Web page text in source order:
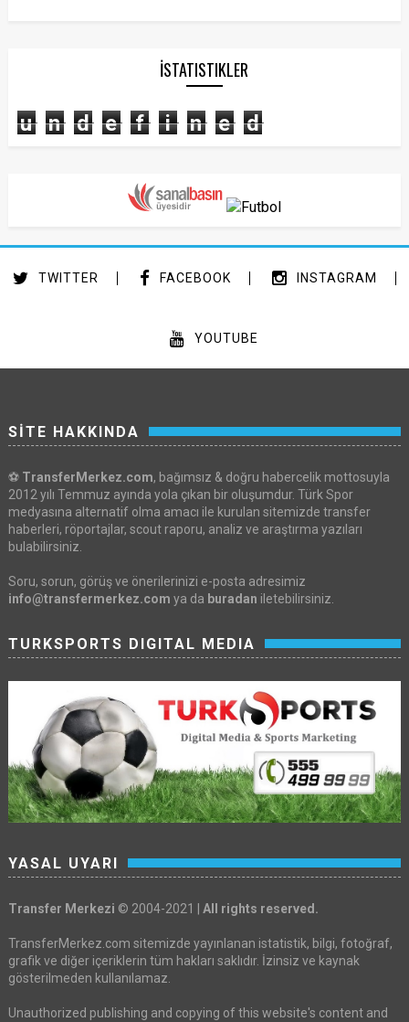
İSTATISTIKLER
u n d e f i n e d
TWITTER FACEBOOK INSTAGRAM
YOUTUBE
SİTE HAKKINDA
⚽ TransferMerkez.com, bağımsız & doğru habercelik mottosuyla
2012 yılı Temmuz ayında yola çıkan bir oluşumdur. Türk Spor
medyasına alternatif olma amacı ile kurulan sitemizde transfer
haberleri, röportajlar, scout raporu, analiz ve araştırma yazıları
bulabilirsiniz.
Soru, sorun, görüş ve önerilerinizi e-posta adresimiz
info@transfermerkez.com ya da buradan iletebilirsiniz.
TURKSPORTS DIGITAL MEDIA
YASAL UYARI
Transfer Merkezi © 2004-2021 | All rights reserved.
TransferMerkez.com sitemizde yayınlanan istatistik, bilgi, fotoğraf,
grafik ve diğer içeriklerin tüm hakları saklıdır. İzinsiz ve kaynak
gösterilmeden kullanılamaz.
Unauthorized publishing and copying of this website's content and